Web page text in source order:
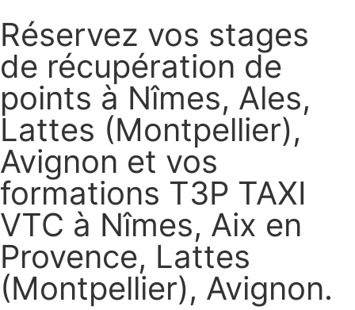
Réservez vos stages
de récupération de
points à Nîmes, Ales,
Lattes (Montpellier),
Avignon et vos
formations T3P TAXI
VTC à Nîmes, Aix en
Provence, Lattes
(Montpellier), Avignon.